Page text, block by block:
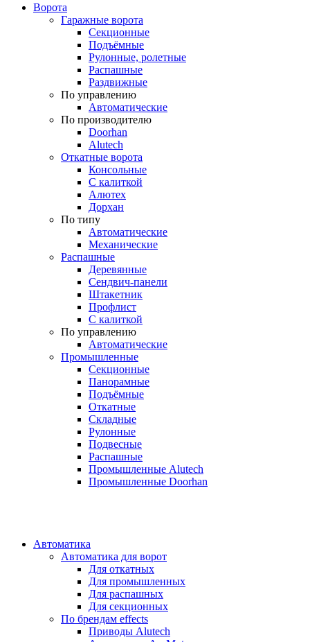
Ворота
Гаражные ворота
Секционные
Подъёмные
Рулонные, ролетные
Распашные
Раздвижные
По управлению
Автоматические
По производителю
Doorhan
Alutech
Откатные ворота
Консольные
С калиткой
Алютех
Дорхан
По типу
Автоматические
Механические
Распашные
Деревянные
Сендвич-панели
Штакетник
Профлист
С калиткой
По управлению
Автоматические
Промышленные
Секционные
Панорамные
Подъёмные
Откатные
Складные
Рулонные
Подвесные
Распашные
Промышленные Alutech
Промышленные Doorhan
Автоматика
Автоматика для ворот
Для откатных
Для промышленных
Для распашных
Для секционных
По брендам effects
Приводы Alutech